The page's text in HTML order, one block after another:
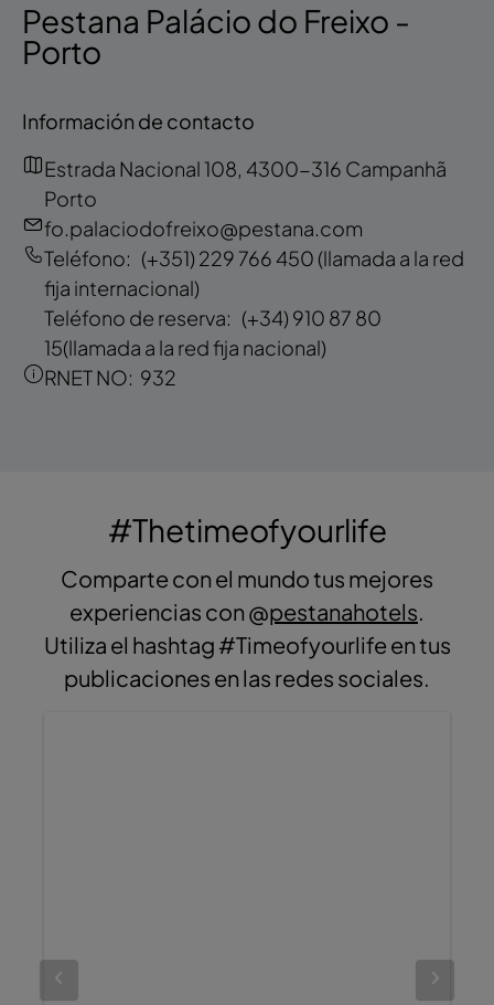
Pestana Palácio do Freixo -
Porto
Información de contacto
Estrada Nacional 108, 4300-316 Campanhã
Porto
fo.palaciodofreixo@pestana.com
Teléfono: (+351) 229 766 450 (llamada a la red
fija internacional)
Teléfono de reserva: (+34) 910 87 80
15(llamada a la red fija nacional)
RNET NO: 932
#Thetimeofyourlife
Comparte con el mundo tus mejores
experiencias con @pestanahotels.
Utiliza el hashtag #Timeofyourlife en tus
publicaciones en las redes sociales.